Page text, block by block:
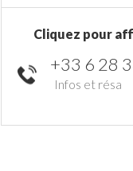
Cliquez pour
+33 6 28
Infos et résa